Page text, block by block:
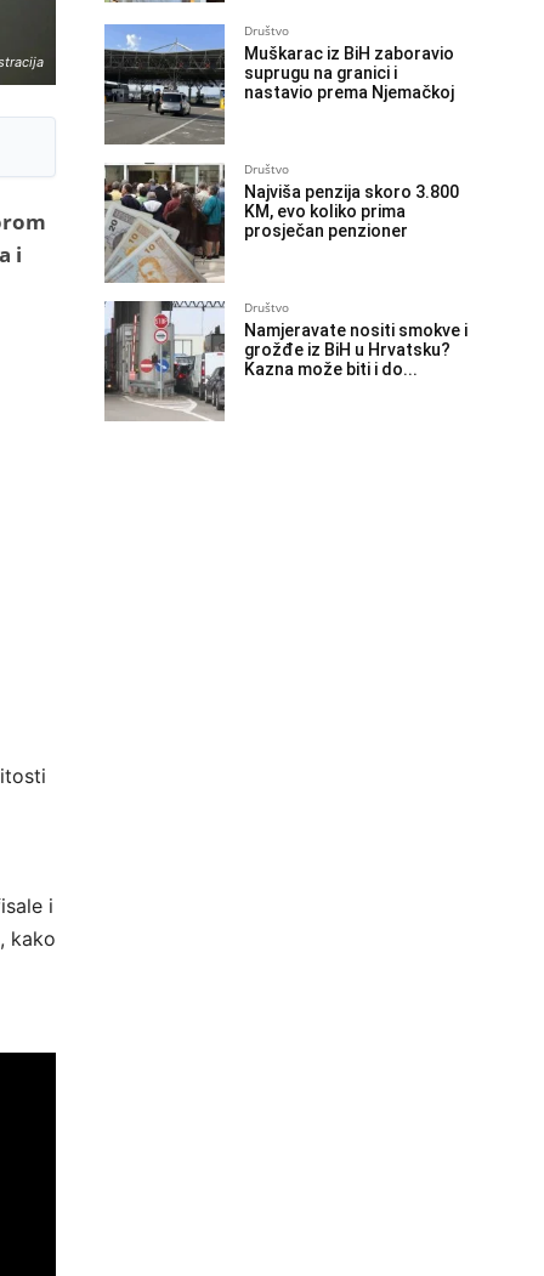
i
i
kako
Društvo
Muškarac iz BiH zaboravio
suprugu na granici i
nastavio prema Njemačkoj
Društvo
Najviša penzija skoro 3.800
KM, evo koliko prima
prosječan penzioner
Društvo
Namjeravate nositi smokve i
grožđe iz BiH u Hrvatsku?
Kazna može biti i do...